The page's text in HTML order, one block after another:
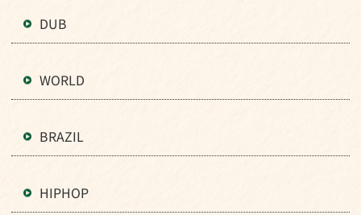
DUB
WORLD
BRAZIL
HIPHOP